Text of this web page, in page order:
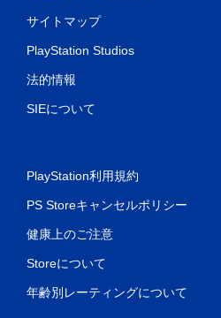
サイトマップ
PlayStation Studios
法的情報
SIEについて
PlayStation利用規約
PS Storeキャンセルポリシー
健康上のご注意
Storeについて
年齢別レーティングについて